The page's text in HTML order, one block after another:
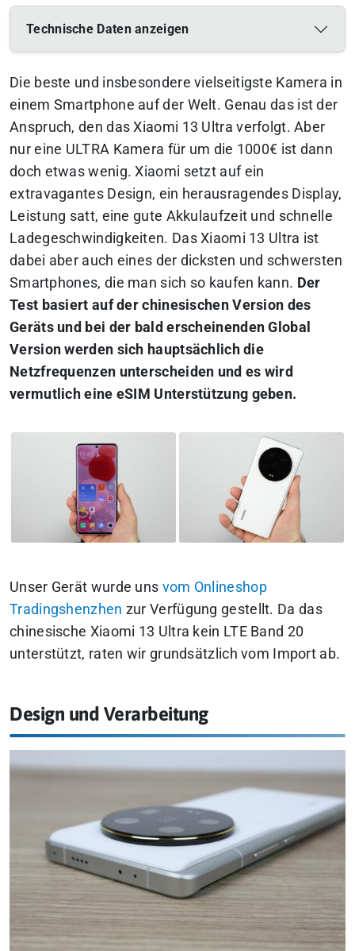
Technische Daten anzeigen
Die beste und insbesondere vielseitigste Kamera in
einem Smartphone auf der Welt. Genau das ist der
Anspruch, den das Xiaomi 13 Ultra verfolgt. Aber
nur eine ULTRA Kamera für um die 1000€ ist dann
doch etwas wenig. Xiaomi setzt auf ein
extravagantes Design, ein herausragendes Display,
Leistung satt, eine gute Akkulaufzeit und schnelle
Ladegeschwindigkeiten. Das Xiaomi 13 Ultra ist
dabei aber auch eines der dicksten und schwersten
Smartphones, die man sich so kaufen kann. Der
Test basiert auf der chinesischen Version des
Geräts und bei der bald erscheinenden Global
Version werden sich hauptsächlich die
Netzfrequenzen unterscheiden und es wird
vermutlich eine eSIM Unterstützung geben.
Unser Gerät wurde uns vom Onlineshop
Tradingshenzhen zur Verfügung gestellt. Da das
chinesische Xiaomi 13 Ultra kein LTE Band 20
unterstützt, raten wir grundsätzlich vom Import ab.
Design und Verarbeitung